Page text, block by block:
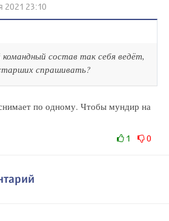
2021 23:10
состав так себя ведёт,
спрашивать?
по одному. Чтобы мундир на
1 0